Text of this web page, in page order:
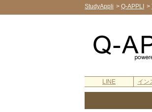
StudyAppli > Q-APPLI >
LINE イン